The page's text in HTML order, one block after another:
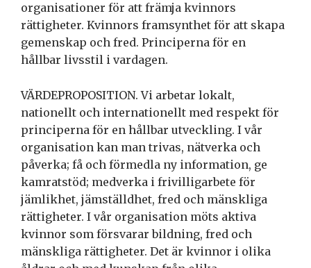
organisationer för att främja kvinnors
rättigheter. Kvinnors framsynthet för att skapa
gemenskap och fred. Principerna för en
hållbar livsstil i vardagen.
VÄRDEPROPOSITION. Vi arbetar lokalt,
nationellt och internationellt med respekt för
principerna för en hållbar utveckling. I vår
organisation kan man trivas, nätverka och
påverka; få och förmedla ny information, ge
kamratstöd; medverka i frivilligarbete för
jämlikhet, jämställdhet, fred och mänskliga
rättigheter. I vår organisation möts aktiva
kvinnor som försvarar bildning, fred och
mänskliga rättigheter. Det är kvinnor i olika